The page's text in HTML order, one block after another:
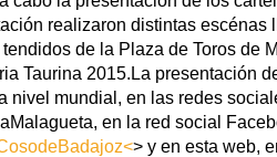
realizaron distintas escénas
de la Plaza de Toros de
Taurina 2015.La presentación
nivel mundial, en las redes
en la red social
> y en esta web,